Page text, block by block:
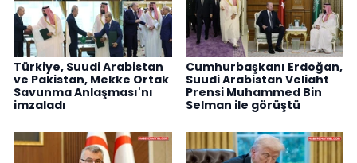
Türkiye, Suudi Arabistan
ve Pakistan, Mekke Ortak
Savunma Anlaşması'nı
imzaladı
Cumhurbaşkanı Erdoğan,
Suudi Arabistan Veliaht
Prensi Muhammed Bin
Selman ile görüştü